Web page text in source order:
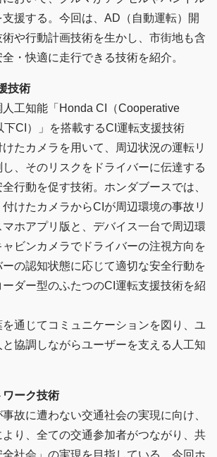
援する。今回は、AD（自動運転）開
や行動計画技術を生かし、市街地も含
・快適に走行できる技術を紹介。
技術
工知能「Honda CI（Cooperative
CI）」を搭載するCI運転支援技術
たカメラを用いて、周辺状況の運転リ
、そのリスクをドライバーに伝達する
行動を促す技術。ホンダブースでは、
けたカメラからCIが周辺環境の事故リ
ホアプリ版と、デバイス一台で周辺環
ビンカメラでドライバーの注視方向を
の認知状態に応じて適切な安全行動を
ダー型のふたつのCI運転支援技術を紹
通じてコミュニケーションを図り、ユ
協調しながらユーザーを支える人工知
ーク技術
故に遭わない交通社会の実現に向け、
り、全ての交通参加者がつながり、共